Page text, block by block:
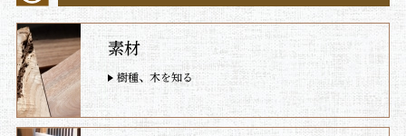
素材
樹種、木を知る